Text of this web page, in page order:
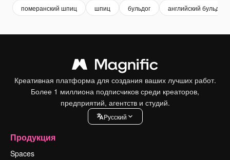
померанский шпиц шпиц бульдог английский бульдог
Креативная платформа для создания ваших лучших работ.
Более 1 миллиона подписчиков среди креаторов,
предприятий, агентств и студий.
Pусский
Продукция
Spaces